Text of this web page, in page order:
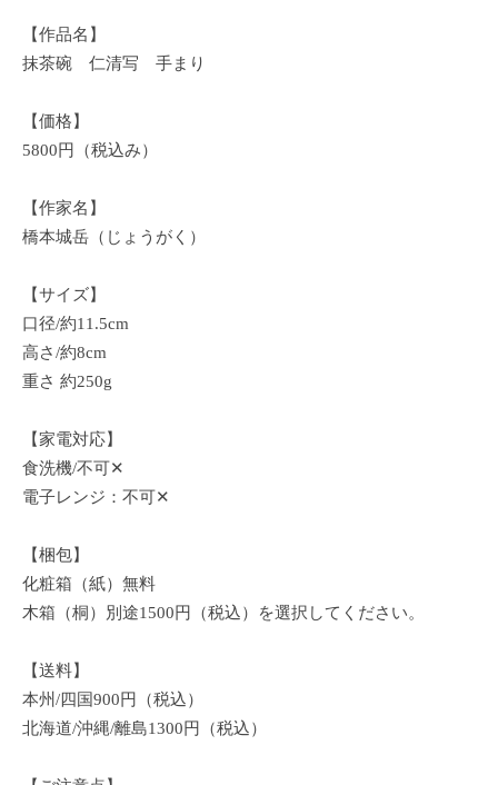
【作品名】
抹茶碗 仁清写 手まり
【価格】
5800円（税込み）
【作家名】
橋本城岳（じょうがく）
【サイズ】
口径/約11.5cm
高さ/約8cm
重さ 約250g
【家電対応】
食洗機/不可✕
電子レンジ：不可✕
【梱包】
化粧箱（紙）無料
木箱（桐）別途1500円（税込）を選択してください。
【送料】
本州/四国900円（税込）
北海道/沖縄/離島1300円（税込）